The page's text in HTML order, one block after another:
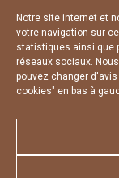
Notre site internet et
votre navigation sur
statistiques ainsi que
réseaux sociaux.
pouvez changer
cookies" en bas à